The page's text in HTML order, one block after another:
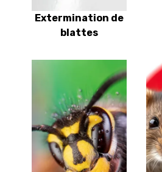
Extermination de
blattes